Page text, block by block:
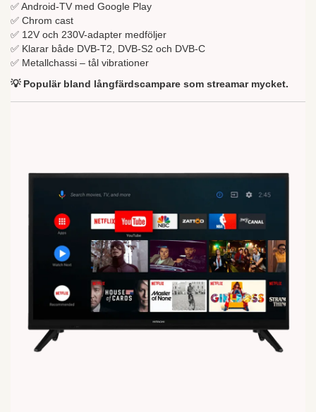
✅ Android-TV med Google Play
✅ Chrom cast
✅ 12V och 230V-adapter medföljer
✅ Klarar både DVB-T2, DVB-S2 och DVB-C
✅ Metallchassi – tål vibrationer
💡 Populär bland långfärdscampare som streamar mycket.